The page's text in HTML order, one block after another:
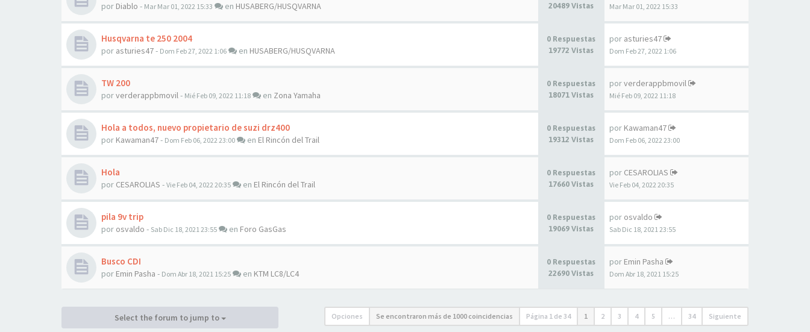
por Diablo - Mar Mar 01, 2022 15:33 en HUSABERG/HUSQVARNA
20489 Vistas
Mar Mar 01, 2022 15:33
Husqvarna te 250 2004
por asturies47- Dom Feb 27, 2022 1:06 en HUSABERG/HUSQVARNA
0 Respuestas
19772 Vistas
por asturies47
Dom Feb 27, 2022 1:06
TW 200
porverderappbmovil- Mié Feb 09, 2022 11:18 en Zona Yamaha
0 Respuestas
18071 Vistas
porverderappbmovil
Mié Feb 09, 2022 11:18
Hola a todos, nuevo propietario de suzi drz400
por Kawaman47- Dom Feb 06, 2022 23:00 en El Rincón del Trail
0 Respuestas
19312 Vistas
por Kawaman47
Dom Feb 06, 2022 23:00
Hola
por CESAROLIAS - Vie Feb 04, 2022 20:35 en El Rincón del Trail
0 Respuestas
17660 Vistas
por CESAROLIAS
Vie Feb 04, 2022 20:35
pila 9v trip
por osvaldo - Sab Dic 18, 2021 23:55 en Foro GasGas
0 Respuestas
19069 Vistas
por osvaldo
Sab Dic 18, 2021 23:55
Busco CDI
por Emin Pasha - Dom Abr 18, 2021 15:25 en KTM LC8/LC4
0 Respuestas
22690 Vistas
por Emin Pasha
Dom Abr 18, 2021 15:25
Opciones Se encontraron más de 1000 coincidencias Página 1 de 34 1 2 3 4 5 … 34 Siguiente
Select the forum to jump to